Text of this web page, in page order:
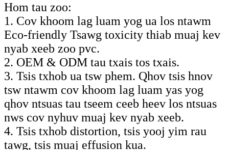
Hom tau zoo:
1. Cov khoom lag luam yog ua los ntawm
Eco-friendly Tsawg toxicity thiab muaj kev
nyab xeeb zoo pvc.
2. OEM & ODM tau txais tos txais.
3. Tsis txhob ua tsw phem. Qhov tsis hnov ​​
tsw ntawm cov khoom lag luam yas yog
qhov ntsuas tau tseem ceeb heev los ntsuas
nws cov nyhuv muaj kev nyab xeeb.
4. Tsis txhob distortion, tsis yooj yim rau
tawg, tsis muaj effusion kua.